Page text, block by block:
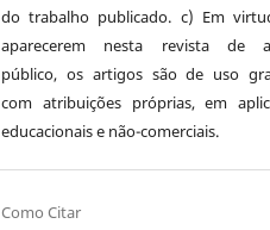
do trabalho publicado. c) Em
aparecerem nesta revista de
público, os artigos são de uso
com atribuições próprias, em
educacionais e não-comerciais.
Como Citar